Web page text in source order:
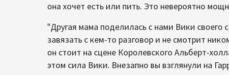
она хочет есть или пить. Это невероятно
"Другая мама поделилась с нами Вики своего
завязать с кем-то разговор и не смотрит
он стоит на сцене Королевского Альберт-
этом сила Вики. Внезапно вы взглянули на